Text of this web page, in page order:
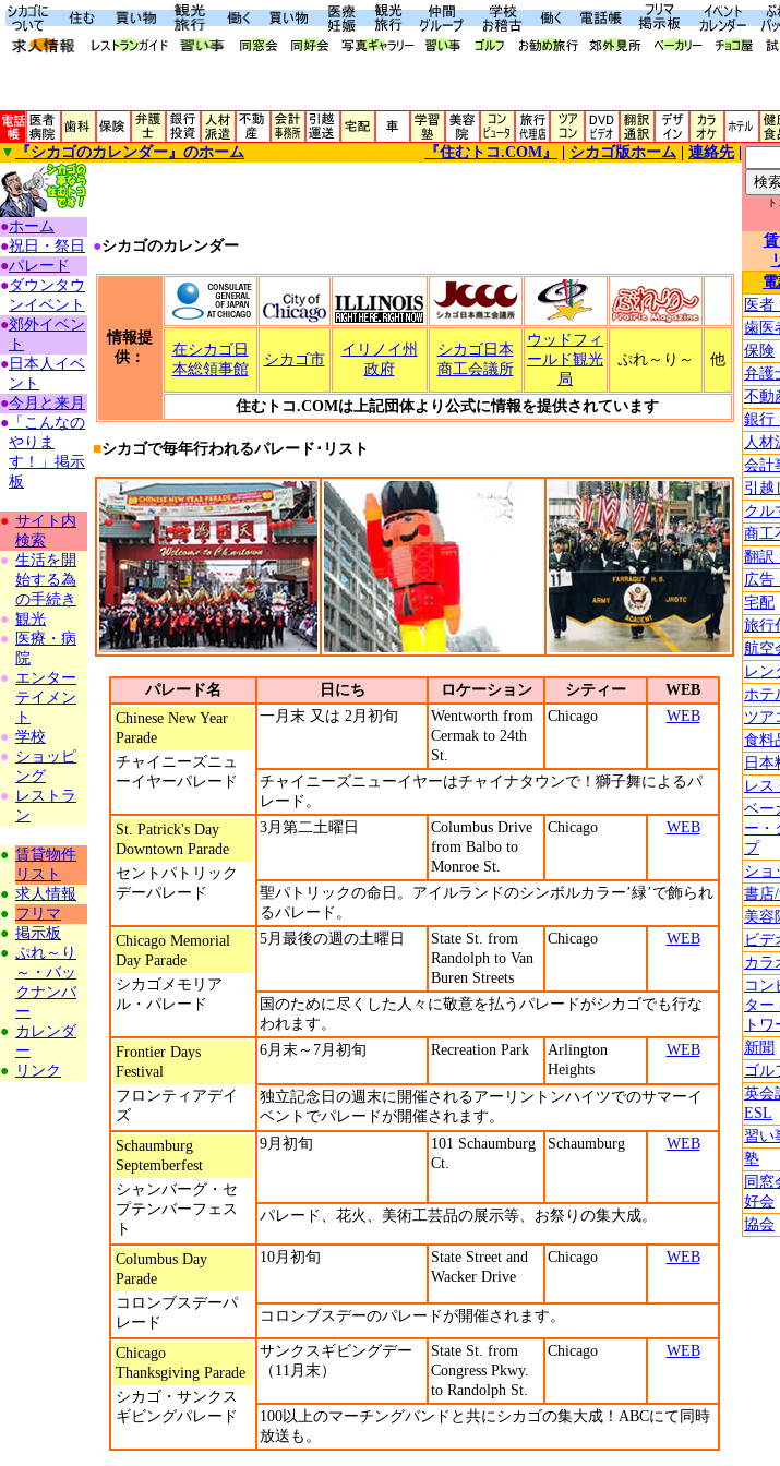
▼ 『シカゴのカレンダー』のホーム 『住むトコ.COM』 シカゴ版ホーム 連絡先|
医者
歯医
保険
弁護
不動
銀行
人材
会計
引越
クル
商工
翻訳
広告
宅配
旅行
航空
レン
ホテ
ツア
食料
日本
レス
ベー
ー・
プ
ショ
書店
美容
ビデ
カラ
コン
ター
トワ
新聞
ゴル
英会
ESL
習い
塾
同窓
好会
協会
●ホーム
●祝日・祭日
●パレード
●ダウンタウ
ンイベント
●郊外イベン
ト
● 日本人イベ
ント
●今月と来月
● 「こんなの
やりま
す！」掲示
板
● サイト内
検索
● 生活を開
始する為
の手続き
● 観光
●
医療・病
院
● エンター
テイメン
ト
● 学校
● ショッピ
ング
● レストラ
ン
● 賃貸物件
リスト
● 求人情報
● フリマ
● 掲示板
● ぷれ～り
～・バッ
クナンバ
ー
● カレンダ
ー
● リンク
●シカゴのカレンダー
情報提
供：
在シカゴ日
本総領事館
シカゴ市
イリノイ州
政府
シカゴ日本
商工会議所
ウッドフィ
ールド観光
局
ぷれ～り～ 他
住むトコ.COMは上記団体より公式に情報を提供されています
■シカゴで毎年行われるパレード･リスト
パレード名 日にち ロケーション シティー
WEB
Chinese New Year
Parade
チャイニーズニュ
ーイヤーパレード
一月末 又は 2月初旬
Wentworth from
Cermak to 24th
St.
Chicago WEB
チャイニーズニューイヤーはチャイナタウンで！獅子舞によるパ
レード。
St. Patrick's Day
Downtown Parade
セントパトリック
デーパレード
3月第二土曜日
Columbus Drive
from Balbo to
Monroe St.
Chicago WEB
聖パトリックの命日。アイルランドのシンボルカラー’緑’で飾られ
るパレード。
Chicago Memorial
Day Parade
シカゴメモリア
ル・パレード
5月最後の週の土曜日
State St. from
Randolph to Van
Buren Streets
Chicago WEB
国のために尽くした人々に敬意を払うパレードがシカゴでも行な
われます。
Frontier Days
Festival
フロンティアデイ
ズ
6月末～7月初旬 Recreation Park
Arlington
Heights
WEB
独立記念日の週末に開催されるアーリントンハイツでのサマーイ
ベントでパレードが開催されます。
Schaumburg
Septemberfest
シャンバーグ・セ
プテンバーフェス
ト
9月初旬
101 Schaumburg
Ct.
Schaumburg WEB
パレード、花火、美術工芸品の展示等、お祭りの集大成。
Columbus Day
Parade
コロンブスデーパ
レード
10月初旬
State Street and
Wacker Drive
Chicago WEB
コロンブスデーのパレードが開催されます。
Chicago
Thanksgiving Parade
シカゴ・サンクス
ギビングパレード
サンクスギビングデー
（11月末）
State St. from
Congress Pkwy.
to Randolph St.
Chicago WEB
100以上のマーチングバンドと共にシカゴの集大成！ABCにて同時
放送も。